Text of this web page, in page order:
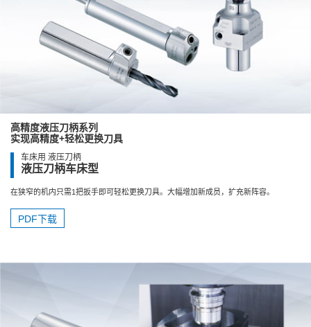
高精度液压刀柄系列
实现高精度+轻松更换刀具
车床用 液压刀柄
液压刀柄车床型
在狭窄的机内只需1把扳手即可轻松更换刀具。大幅增加新成员，扩充新阵容。
PDF下载